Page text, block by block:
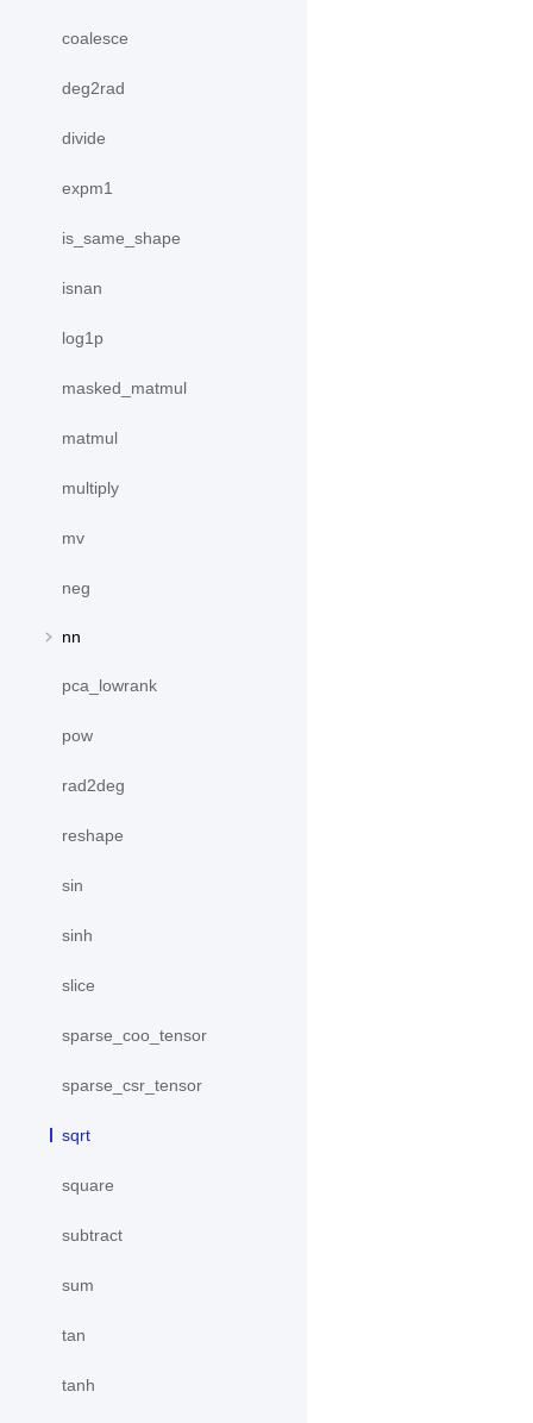
coalesce
deg2rad
divide
expm1
is_same_shape
isnan
log1p
masked_matmul
matmul
multiply
mv
neg
nn
pca_lowrank
pow
rad2deg
reshape
sin
sinh
slice
sparse_coo_tensor
sparse_csr_tensor
sqrt
square
subtract
sum
tan
tanh